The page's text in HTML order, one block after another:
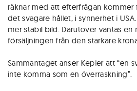
räknar med att efterfrågan kommer
det svagare hållet, i synnerhet i
mer stabil bild. Därutöver väntas en
försäljningen från den starkare
Sammantaget anser Kepler att “en
inte komma som en överraskning”.